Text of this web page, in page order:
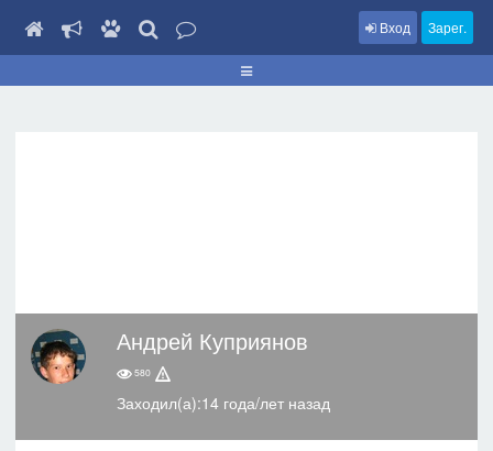
Вход Зарег.
Андрей Куприянов
580
Заходил(а):14 года/лет назад